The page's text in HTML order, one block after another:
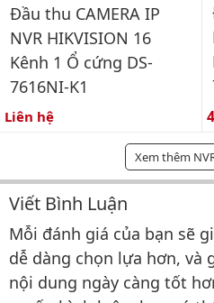
Đầu thu CAMERA IP
NVR HIKVISION 16
Kênh 1 Ổ cứng DS-
7616NI-K1
Liên hệ
Xem thêm
Bình luận &
Viết Bình Luận
Mỗi đánh giá của bạn sẽ
dễ dàng chọn lựa hơn, và
nội dung ngày càng tốt